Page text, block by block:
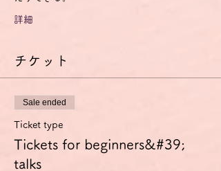
詳細
チケット
Sale ended
Ticket type
Tickets for beginners&#39;
talks